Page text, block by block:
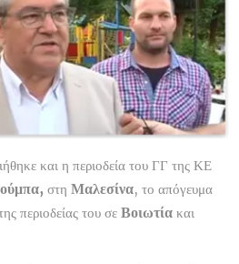
και η περιοδεία του ΓΓ της ΚΕ
στη Μαλεσίνα, το απόγευμα
περιοδείας του σε Βοιωτία και